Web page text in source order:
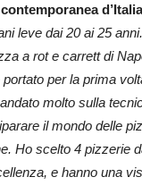
d’Italia
leve dai 20 ai 25
a rot e carrett di
per la prima
molto sulla
il mondo delle
Ho scelto 4 pizzerie
e hanno una